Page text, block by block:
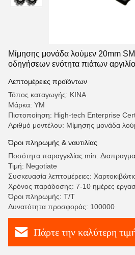
Μίμησης μονάδα λούμεν 20mm
οδηγήσεων ενότητα πιάτων
Λεπτομέρειες προϊόντων
Τόπος καταγωγής: ΚΙΝΑ
Μάρκα: YM
Πιστοποίηση: High-tech Enterprise
Αριθμό μοντέλου: Μίμησης μονάδα
Όροι πληρωμής & ναυτιλίας
Ποσότητα παραγγελίας min:
Τιμή: Negotiate
Συσκευασία λεπτομέρειες:
Χρόνος παράδοσης: 7-10 ημέρες
Όροι πληρωμής: T/T
Δυνατότητα προσφοράς: 100000
Πάρτε την καλύτερη